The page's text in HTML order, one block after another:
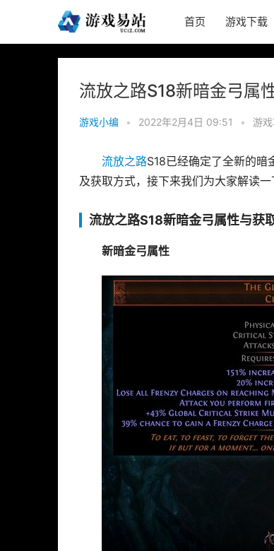
首页 游戏下载
流放之路S18新暗金弓属
游戏小编 • 2022年2月4日 09:51 • 游
流放之路S18已经确定了全新的暗
及获取方式，接下来我们为大家解读一
流放之路S18新暗金弓属性与获
新暗金弓属性